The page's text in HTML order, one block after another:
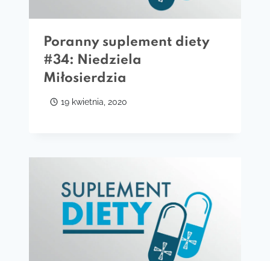
Poranny suplement diety
#34: Niedziela
Miłosierdzia
19 kwietnia, 2020